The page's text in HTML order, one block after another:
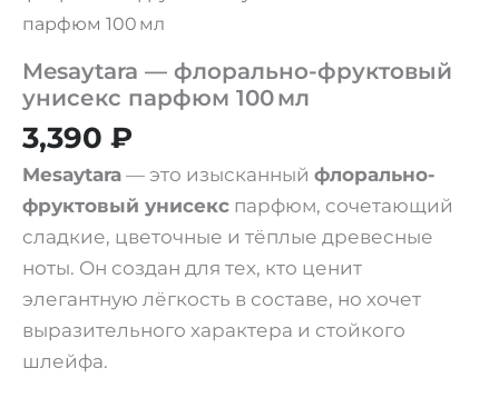
парфюм 100 мл
Mesaytara — флорально-фруктовый
унисекс парфюм 100 мл
3,390 ₽
Mesaytara — это изысканный флорально-
фруктовый унисекс парфюм, сочетающий
сладкие, цветочные и тёплые древесные
ноты. Он создан для тех, кто ценит
элегантную лёгкость в составе, но хочет
выразительного характера и стойкого
шлейфа.